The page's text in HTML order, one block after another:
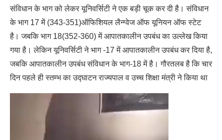
संविधान के भाग को लेकर यूनिवर्सिटी ने एक बड़ी चूक कर दी है। संविधान
के भाग 17 में (343-351)ऑफिशियल लैन्ग्वेज ऑफ यूनियन ऑफ स्टेट
है। जबकि भाग 18(352-360) में आपातकालीन उपबंध का उल्लेख किया
गया है। लेकिन यूनिवर्सिटी ने भाग -17 में आपातकालीन उपबंध कर दिया है,
जबकि आपातकालीन उपबंध संविधान के भाग-18 में है। गौरतलब है कि चार
दिन पहले ही स्तम्भ का उद्घाटन राज्यपाल व उच्च शिक्षा मंत्री ने किया था